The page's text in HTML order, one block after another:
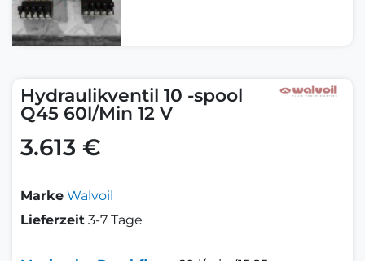
Hydraulikventil 10 -spool
Q45 60l/Min 12 V
3.613 €
Marke Walvoil
Lieferzeit 3-7 Tage